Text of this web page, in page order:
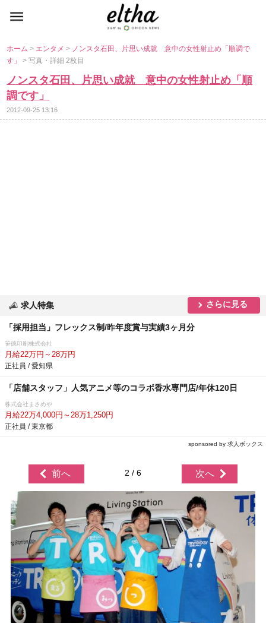
ホーム> エンタメ> ノンスタ石田、片思い成就 意中の女性射止め「順調で
す」> 写真・詳細 2枚目
ノンスタ石田、片思い成就 意中の女性射止め「順
調です」
2012-09-25 13:16
求人特集 さらに見る
「採用担当」フレックス制/昨年度賞与実績3ヶ月分
笹徳印刷株式会社
月給22万円～28万円
正社員 / 愛知県
「店舗スタッフ」人気アニメ等のコラボ香水専門店/年休120日
株式会社まさめ
月給22万4,000円～28万1,250円
正社員 / 東京都
sponsored by 求人ボックス
前へ 2 / 6 次へ